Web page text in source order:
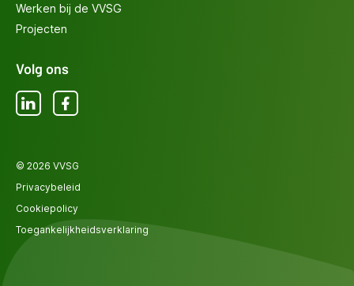
Werken bij de VVSG
Projecten
Volg ons
LinkedInFacebook
© 2026 VVSG
Privacybeleid
Cookiepolicy
Toegankelijkheidsverklaring